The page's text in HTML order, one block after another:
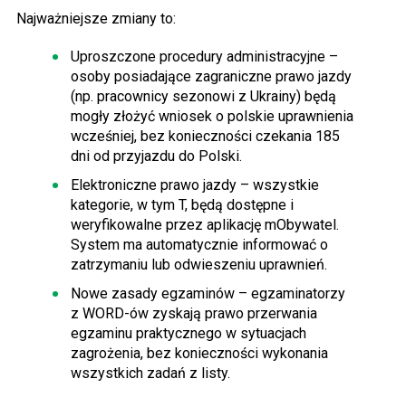
Najważniejsze zmiany to:
Uproszczone procedury administracyjne –
osoby posiadające zagraniczne prawo jazdy
(np. pracownicy sezonowi z Ukrainy) będą
mogły złożyć wniosek o polskie uprawnienia
wcześniej, bez konieczności czekania 185
dni od przyjazdu do Polski.
Elektroniczne prawo jazdy – wszystkie
kategorie, w tym T, będą dostępne i
weryfikowalne przez aplikację mObywatel.
System ma automatycznie informować o
zatrzymaniu lub odwieszeniu uprawnień.
Nowe zasady egzaminów – egzaminatorzy
z WORD-ów zyskają prawo przerwania
egzaminu praktycznego w sytuacjach
zagrożenia, bez konieczności wykonania
wszystkich zadań z listy.